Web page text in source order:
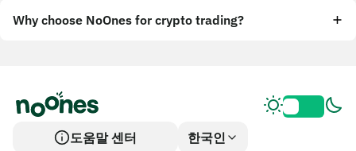
Why choose NoOnes for crypto trading?
도움말 센터 한국인